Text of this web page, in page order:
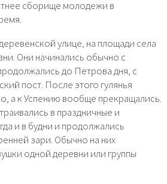
сборище молодежи в
улице, на площади села
Они начинались обычно с
до Петрова дня, с
пост. После этого гулянья
а к Успению вообще прекращались.
в праздничные и
и в будни и продолжались
зари. Обычно на них
одной деревни или группы